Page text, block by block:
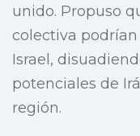
unido. Propuso
colectiva
Israel,
potenciales de
región.